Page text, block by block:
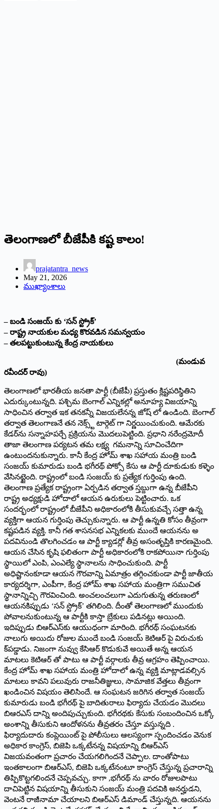
తెలంగాణలో బీజేపీకి కష్ట కాలం!
prajatantra_news
May 21, 2026
ముఖ్యాంశాలు
– బండి సంజయ్ కు ‘సన్ స్ట్రోక్‌’
– రాష్ట్ర నాయకుల మధ్య కొరవడిన స‌మ‌న్వ‌యం
– తలపట్టుకుంటున్న కేంద్ర నాయకులు
(మండువ
రవీందర్ రావు)
తెలంగాణలో భారతీయ జనతా పార్టీ (బీజేపీ) ప్రస్తుతం క్లిష్టపరిస్థితిని
ఎదుర్కుంటున్నది. పశ్చిమ బెంగాల్ ఎన్నికల్లో అనూహ్య విజయాన్ని
సాధించిన తర్వాత ఇక తనకన్నీ విజయలేనన్న జోష్ లో ఉండింది. బెంగాల్
తర్వాత తెలంగాణనే తన నెక్స్ట్ టార్గెట్ గా నిర్ణయించుకుంది. ఆమేరకు
కేడ‌ర్‌ను సన్నాహపర్చే ప్రక్రియను మొదలుపెట్టింది. ప్రధాని నరేంద్రమోదీ
తాజా తెలంగాణ పర్యటన తమ ల‌క్ష్య‌ గమనాన్ని సూచించేదిగా
ఉంటుందనుకున్నారు. కానీ కేంద్ర హోమ్ శాఖ సహాయ మంత్రి బండి
సంజయ్ కుమారుడు బండి భగీరథ్ పోక్సో కేసు ఆ పార్టీ దూకుడుకు కళ్ళెం
వేసినట్టైంది. రాష్ట్రంలో బండి సంజయ్ కు ప్రత్యేక గుర్తింపు ఉంది.
తెలంగాణ ప్రత్యేక రాష్ట్రంగా ఏర్పడిన తర్వాత స్త‌బ్దుగా ఉన్న బీజేపీని
రాష్ట్ర అధ్యక్షుడి హోదాలో ఆయన ఉరుకులు పెట్టించారు. ఒక
సందర్భంలో రాష్ట్రంలో బీజేపీని అధికారంలోకి తీసుకువచ్చే సత్తా ఉన్న
వ్యక్తిగా ఆయన గుర్తింపు తెచ్చుకున్నారు. ఆ పార్టీ ఉన్నతి కోసం తీవ్రంగా
కష్టపడిన వ్యక్తి. కానీ గత శాసనసభ ఎన్నికలకు ముందే ఆయనను అ
పదవినుండి తొలగించడం ఆ పార్టీ క్యాడర్లో తీవ్ర అసంతృప్తికి కారణమైంది.
ఆయన చేసిన కృషి ఫలితంగా పార్టీ అధికారంలోకి రాకపోయినా గుర్తింపు
స్థాయిలో ఎంపి, ఎంఎల్యే స్థానాలను సాధించుకుంది. పార్టీ
అధిష్టానంకూడా ఆయన గౌరవాన్ని ఏమాత్రం తగ్గించకుండా పార్టీ జాతీయ
కార్యదర్శిగా, ఎంపీగా, కేంద్ర హోమ్ శాఖ సహాయ మంత్రిగా సముచిత
స్థానాన్నిచ్చి గౌరవించింది. అంచలంచలుగా ఎదుగుతున్న తరుణంలో
ఆయనకిప్పుడు ‘సన్ స్ట్రోక్‌’ తగిలింది. దీంతో తెలంగాణలో ముందుకు
పోవాలనుకుంటున్న ఆ పార్టీకి కాస్తా బ్రేకులు పడినట్లు అయింది.
ఇదిప్పుడు బిఆర్ఎస్‌కు ఆయుధంగా మారింది. భగీరథ్ సంఘటనకు
నాలుగు అయిదు రోజుల ముందే బండి సంజయ్ కెటిఆర్ పై విరుచుకు
క్‌పడ్డాడు. నిజంగా నువ్వు కేసిఆర్ కొడుకువే అయితే అన్న ఆయన
మాటలు కెటిఆర్ తో పాటు ఆ పార్టీ వర్గాలకు తీవ్ర ఆగ్రహం తెప్పించాయి.
కేంద్ర హోమ్ శాఖ సహాయ మంత్రి హోదాలో ఉన్న వ్యక్తి మాట్లాడవల్సిన
మాటలు కావని పలువురు రాజనీతిజ్ఞులు, సామాజిక వేత్తలు తీవ్రంగా
ఖండించిన విషయం తెలిసిందే. ఆ సంఘటన జరిగిన తర్వాత సంజయ్
కుమారుడు బండి భగీరథ్ పై బాదితురాలు ఫిర్యాదు చేయడం మొదలు
బిఆరఎస్ దాన్ని అందిపుచ్చుకుంది. భగీరథకు కేసుకు సంబందించిన ఒక్కో
అంశాన్ని తీసుకుని ఆందోళనను తీవ్రతరం చేస్తూ వస్తున్నది .
ఫిర్యాదుదారు కంప్లెయింట్ పై పోలీసులు ఆలస్యంగా స్పందించడం వెనుక
అధికార కాంగ్రెస్, బిజెపి ఒక్కటేనన్న విషయాన్ని బిఆర్‌ఎస్
విజయవంతంగా ప్రచారం చేయగలిగిందనే చెప్పాల. దాంతోపాటు
ఇంతకాలంగా బిఆర్‌ఎస్, బిజెపి ఒక్కటేనంటూ కాంగ్రెస్ చేస్తున్న ప్రచారాన్ని
తిప్పికొట్టగలిందనే చెప్పవచ్చు. కాగా ,భగీరథ్ ను వారం రోజులపాటు
దాచిపెట్టిన విషయాన్ని తీసుకుని సంజయ్ మంత్రి పదవికి అనర్హుడని,
వెంటనే రాజీనామా చేయాలని బిఆర్‌ఎస్ డిమాండ్ చేస్తున్నది. ఆయనను